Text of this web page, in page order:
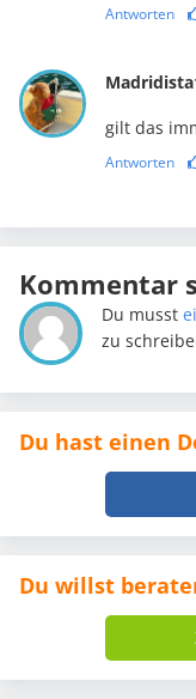
Antworten
gilt das
Antworten
Kommentar
Du musst
zu
Du hast einen
Du willst